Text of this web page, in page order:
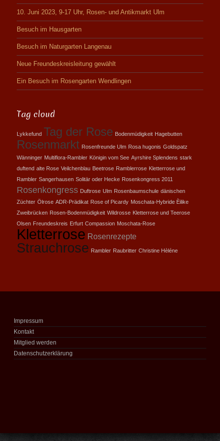
10. Juni 2023, 9-17 Uhr, Rosen- und Antikmarkt Ulm
Besuch im Hausgarten
Besuch im Naturgarten Langenau
Neue Freundeskreisleitung gewählt
Ein Besuch im Rosengarten Wendlingen
Tag cloud
Lykkefund Tag der Rose Bodenmüdigkeit Hagebutten
Rosenmarkt Rosenfreunde Ulm Rosa hugonis Goldspatz
Wänninger Multiflora-Rambler Königin vom See Ayrshire Splendens stark
duftend alte Rose Veilchenblau Beetrose Ramblerrose Kletterrose und
Rambler Sangerhausen Solitär oder Hecke Rosenkongress 2011
Rosenkongress Duftrose Ulm Rosenbaumschule dänischen
Züchter Ölrose ADR-Prädikat Rose of Picardy Moschata-Hybride Èilike
Zweibrücken Rosen-Bodenmüdigkeit Wildrosse Kletterrose und Teerose
Olsen Freundeskreis Erfurt Compassion Moschata-Rose
Kletterrose Rosenrezepte
Strauchrose Rambler Raubritter Christine Hèléne
Impressum
Kontakt
Mitglied werden
Datenschutzerklärung